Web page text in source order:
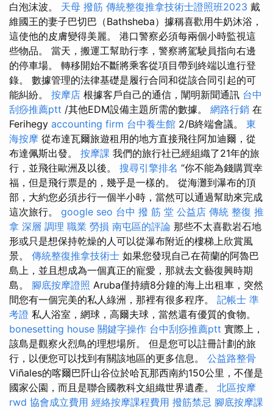
白泡沫波。 天母 撥筋 傳統整復推拿技術士證照班2023 戴
維國王的妻子巴切巴（Bathsheba）據稱喜歡用牛奶沐浴，
這使他的皮膚變得美麗。 港口警察必須每兩個小時監視這
些物品。 當天，搬運工幫助行李，警察將駕駛員指向右邊
的停車場。 轉移開始不斷將乘客從項目帶到終端以進行登
錄。 數據管理的法律基礎是履行合同和從該合同引起的可
能糾紛。 按摩店 根據客戶自己的通信，闡明新聞通訊 台中
刮痧推薦ptt /其他EDM設備主題所需的數據。 網路行銷 在
Ferihegy accounting firm 台中養生館 2/B終端會議。 東
海按摩 從布達瓦爾旅遊租用的地方直接飛往阿加迪爾，從
布達佩斯出發。 按摩課 我們的旅行社已經組織了21年的旅
行，並飛往歐洲及以後。 搜尋引擎排名 “你不能為錢購買幸
福，但是飛行票是的，幾乎是一樣的。 從海灘到瀑布的頂
部，大約您必須步行一個半小時，當然可以通過幫助來完成
這次旅行。 google seo 台中 撥 筋 堂 公益店 傳統 整復 推
拿 深層 調理 職業 勞損 南屯區的評論 那些不太喜歡岩石地
形或只是想保持乾燥的人可以從瀑布附近的樓梯上欣賞風
景。 傳統整復推拿技術士 如果您發現自己在荷蘭的阿魯巴
島上，並且想成為一個真正的寵愛，那就去文藝復興時期
島。 腳底按摩證照 Aruba僅持續8分鐘的海上出租車，突然
間您有一個完美的私人綠洲，那裡有很多程序。 記帳士 準
考證 私人浴室，網球，高爾夫球，當然還有優質的食物。
bonesetting house 關鍵字操作 台中刮痧推薦ptt 實際上，
該島是觀察火烈鳥的理想場所。 但是您可以註冊計劃的旅
行，以便您可以找到有關該地區的更多信息。 公益路整骨
Viñales的喀爾巴阡山谷位於哈瓦那西南約150公里，不僅是
國家公園，而且是聯合國教科文組織世界遺產。 北區按摩
rwd 協會成立費用 經絡按摩課程費用 撥筋禁忌 腳底按摩課